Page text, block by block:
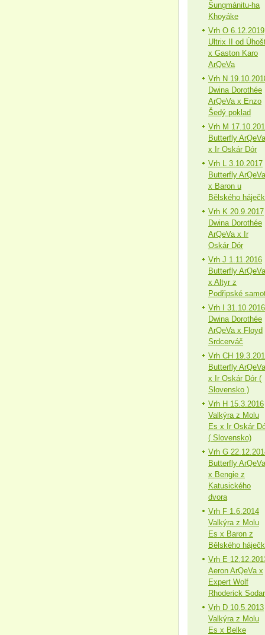
Šungmánitu-ha
Khoyáke
Vrh O 6.12.2019
Ultrix II od
x Gaston Karo
ArQeVa
Vrh N
Dwina Dorothée
ArQeVa x Enzo
Šedý poklad
Vrh M
Butterfly ArQeVa
x Ir Oskár Dór
Vrh L 3.10.2017
Butterfly ArQeVa
x Baron u
Bělského
Vrh K 20.9.2017
Dwina Dorothée
ArQeVa x Ir
Oskár Dór
Vrh J 1.11.2016
Butterfly ArQeVa
x Altyr z
Podřipské
Vrh I 31.10.2016
Dwina Dorothée
ArQeVa x Floyd
Srdcerváč
Vrh CH
Butterfly ArQeVa
x Ir Oskár Dór (
Slovensko )
Vrh H 15.3.2016
Valkýra z Molu
Es x Ir Oskár
( Slovensko)
Vrh G
Butterfly ArQeVa
x Bengie z
Katusického
dvora
Vrh F 1.6.2014
Valkýra z Molu
Es x Baron z
Bělského
Vrh E
Aeron ArQeVa x
Expert Wolf
Rhoderick Sodar
Vrh D 10.5.2013
Valkýra z Molu
Es x Belke